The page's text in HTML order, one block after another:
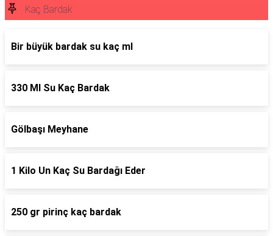
Kaç Bardak
Bir büyük bardak su kaç ml
330 Ml Su Kaç Bardak
Gölbaşı Meyhane
1 Kilo Un Kaç Su Bardağı Eder
250 gr pirinç kaç bardak